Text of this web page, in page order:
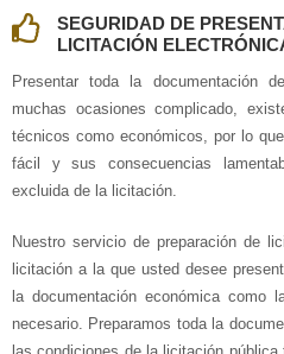
SEGURIDAD DE
LICITACIÓN
Presentar toda la documentación
muchas ocasiones complicado,
técnicos como económicos, por lo
fácil y sus consecuencias
excluida de la licitación.
Nuestro servicio de preparación de
licitación a la que usted desee
la documentación económica como
necesario. Preparamos toda la